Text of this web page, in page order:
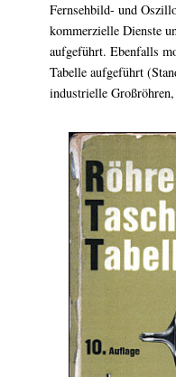
Fernsehbild- und
kommerzielle Dienste
aufgeführt. Ebenfalls
Tabelle aufgeführt
industrielle